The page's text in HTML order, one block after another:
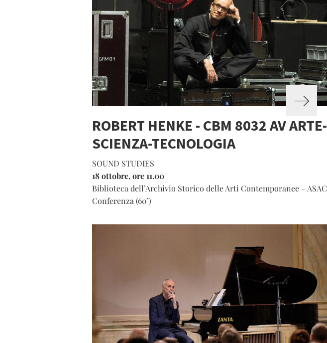
ROBERT HENKE - CBM 8032 AV ARTE-
SCIENZA-TECNOLOGIA
SOUND STUDIES
18 ottobre, ore 11.00
Biblioteca dell’Archivio Storico delle Arti Contemporanee – ASAC
Conferenza (60’)